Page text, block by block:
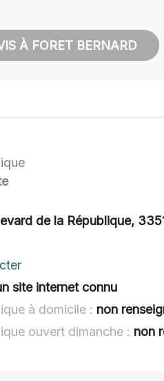
À FORET BERNARD
de la République,
site internet connu
à domicile : non
ouvert dimanche : non